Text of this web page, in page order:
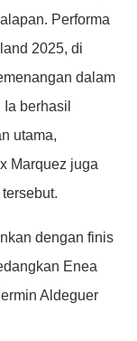
Performa
2025, di
dalam
berhasil
utama,
Marquez juga
dengan finis
Enea
Aldeguer